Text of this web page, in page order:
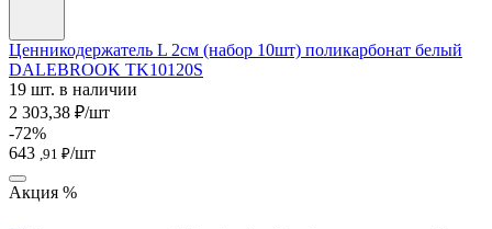
Ценникодержатель L 2см (набор 10шт) поликарбонат белый
DALEBROOK TK10120S
19 шт. в наличии
2 303,38 ₽/шт
-72%
643 ,91 ₽/шт
Акция %